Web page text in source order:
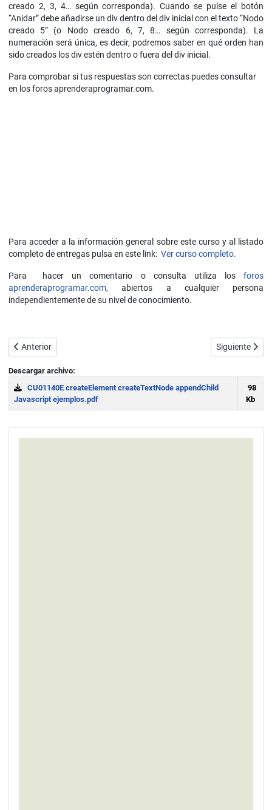
creado 2, 3, 4… según corresponda). Cuando se pulse el botón
“Anidar” debe añadirse un div dentro del div inicial con el texto “Nodo
creado 5” (o Nodo creado 6, 7, 8… según corresponda). La
numeración será única, es decir, podremos saber en qué orden han
sido creados los div estén dentro o fuera del div inicial.
Para comprobar si tus respuestas son correctas puedes consultar
en los foros aprenderaprogramar.com.
Para acceder a la información general sobre este curso y al listado
completo de entregas pulsa en este link: Ver curso completo.
Para hacer un comentario o consulta utiliza losforos
aprenderaprogramar.com, abiertos a cualquier persona
independientemente de su nivel de conocimiento.
Artículo anterior: Ejemplo innerHTML JavaScript. Ejercicio resuelto.
Anterior Artículo
Siguiente
Descargar archivo:
CU01140E createElement createTextNode appendChild
Javascript ejemplos.pdf
98
Kb